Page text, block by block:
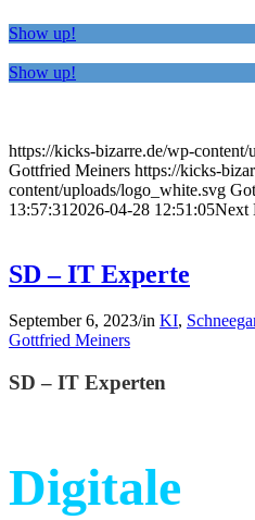
Show up!
Show up!
https://kicks-bizarre.de/wp-content/
Gottfried Meiners https://kicks-
content/uploads/logo_white.svg
13:57:31 2026-04-28 12:51:05Next
SD – IT Experte
September 6, 2023/in KI,
Gottfried Meiners
SD – IT Experten
Digitale